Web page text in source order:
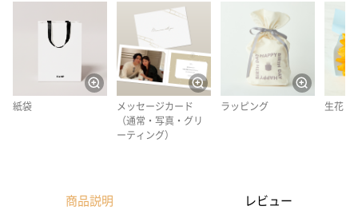
紙袋
メッセージカード
（通常・写真・グリ
ーティング）
ラッピング 生花
商品説明 レビュー